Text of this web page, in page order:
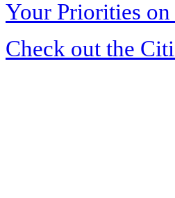
Your Priorities
Check out the